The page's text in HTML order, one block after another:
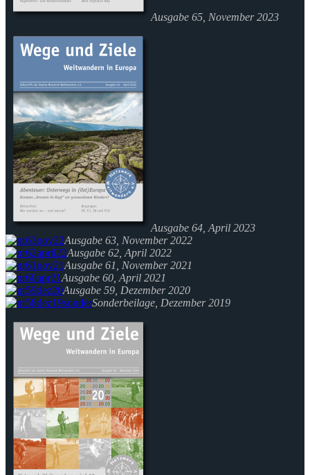
Ausgabe 65, November 2023
Ausgabe 64, April 2023
Ausgabe 63, November 2022
Ausgabe 62, April 2022
Ausgabe 61, November 2021
Ausgabe 60, April 2021
Ausgabe 59, Dezember 2020
Sonderbeilage, Dezember 2019